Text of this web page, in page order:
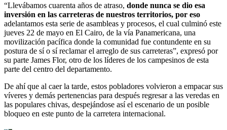
“Llevábamos cuarenta años de atraso, donde nunca se dio esa
inversión en las carreteras de nuestros territorios, por eso
adelantamos esta serie de asambleas y procesos, el cual culminó este
jueves 22 de mayo en El Cairo, de la vía Panamericana, una
movilización pacífica donde la comunidad fue contundente en su
postura de sí o sí reclamar el arreglo de sus carreteras”, expresó por
su parte James Flor, otro de los líderes de los campesinos de esta
parte del centro del departamento.
De ahí que al caer la tarde, estos pobladores volvieron a empacar sus
víveres y demás pertenencias para después regresar a las veredas en
las populares chivas, despejándose así el escenario de un posible
bloqueo en este punto de la carretera internacional.